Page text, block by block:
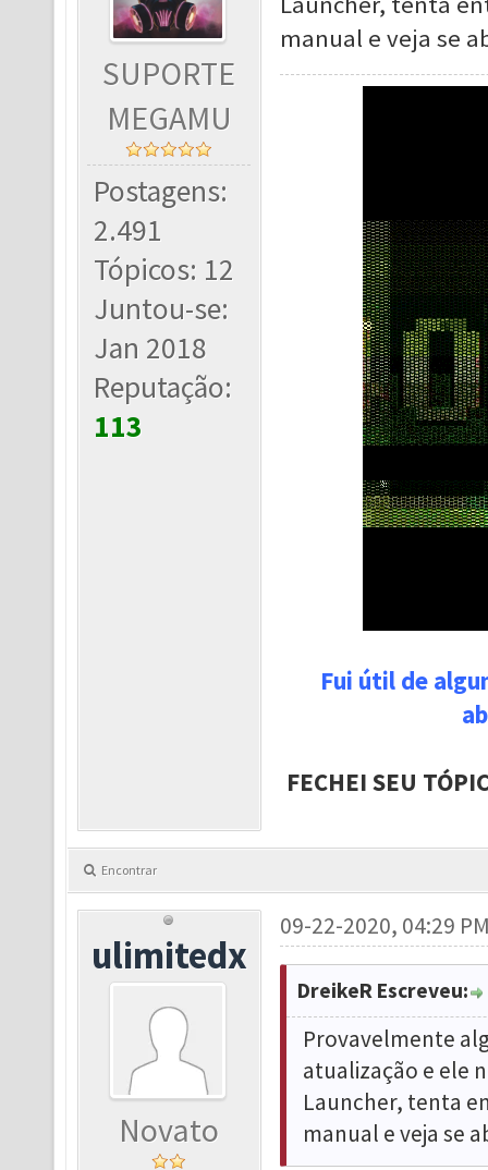
SUPORTE
MEGAMU
Postagens:
2.491
Tópicos: 12
Juntou-se:
Jan 2018
Reputação:
113
manual e veja se
Fui útil de
FECHEI SEU
Encontrar
ulimitedx
Novato
09-22-2020, 04:29
DreikeR Escreveu:
Provavelmente
atualização e ele
Launcher, tenta
manual e veja se